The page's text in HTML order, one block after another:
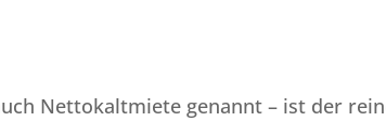
Nettokaltmiete genannt – ist der